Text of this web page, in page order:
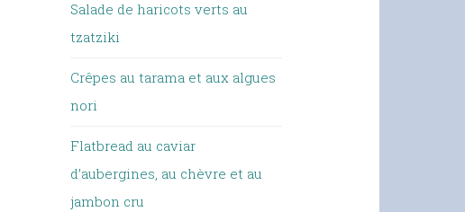
Salade de haricots verts au
tzatziki
Crêpes au tarama et aux algues
nori
Flatbread au caviar
d’aubergines, au chèvre et au
jambon cru